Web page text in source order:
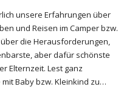
unsere Erfahrungen über
und Reisen im Camper bzw.
die Herausforderungen,
aber dafür schönste
Elternzeit. Lest ganz
Baby bzw. Kleinkind zu…